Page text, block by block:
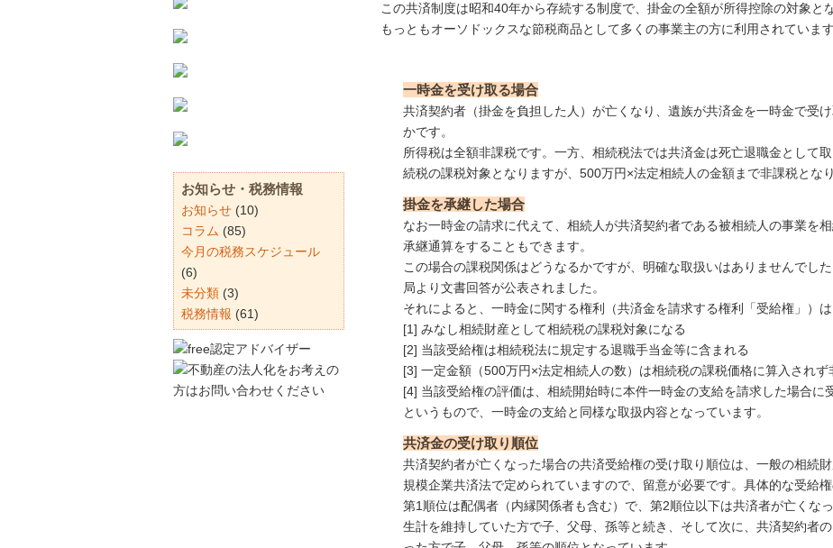
この共済制度は昭和40年から存続する制度で、掛金の全額が所得控除の対象とな
もっともオーソドックスな節税商品として多くの事業主の方に利用されています
一時金を受け取る場合
共済契約者（掛金を負担した人）が亡くなり、遺族が共済金を一時金で受
かです。
所得税は全額非課税です。一方、相続税法では共済金は死亡退職金として
続税の課税対象となりますが、500万円×法定相続人の金額まで非課税となり
掛金を承継した場合
なお一時金の請求に代えて、相続人が共済契約者である被相続人の事業を
承継通算をすることもできます。
この場合の課税関係はどうなるかですが、明確な取扱いはありませんでし
局より文書回答が公表されました。
それによると、一時金に関する権利（共済金を請求する権利「受給権」）は
[1] みなし相続財産として相続税の課税対象になる
[2] 当該受給権は相続税法に規定する退職手当金等に含まれる
[3] 一定金額（500万円×法定相続人の数）は相続税の課税価格に算入されず
[4] 当該受給権の評価は、相続開始時に本件一時金の支給を請求した場合に
というもので、一時金の支給と同様な取扱内容となっています。
共済金の受け取り順位
共済契約者が亡くなった場合の共済受給権の受け取り順位は、一般の相続
規模企業共済法で定められていますので、留意が必要です。具体的な受給
第1順位は配偶者（内縁関係者も含む）で、第2順位以下は共済者が亡くな
生計を維持していた方で子、父母、孫等と続き、そして次に、共済契約者
お知らせ・税務情報
お知らせ (10)
コラム (85)
今月の税務スケジュール
(6)
未分類 (3)
税務情報 (61)